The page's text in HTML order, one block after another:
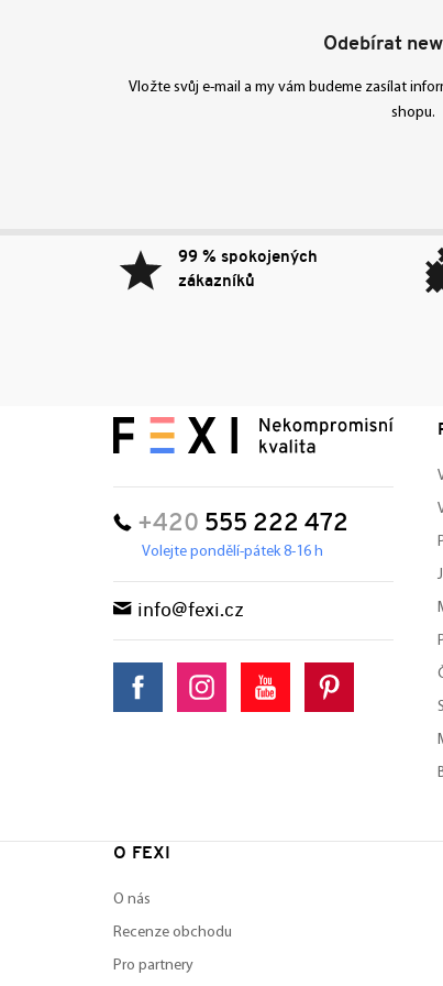
Odebírat
Vložte svůj e-mail a my vám budeme zasílat
shopu.
99 % spokojených
zákazníků
+420 555 222 472
Volejte pondělí-pátek 8-16 h
info@fexi.cz
O FEXI
O nás
Recenze obchodu
Pro partnery